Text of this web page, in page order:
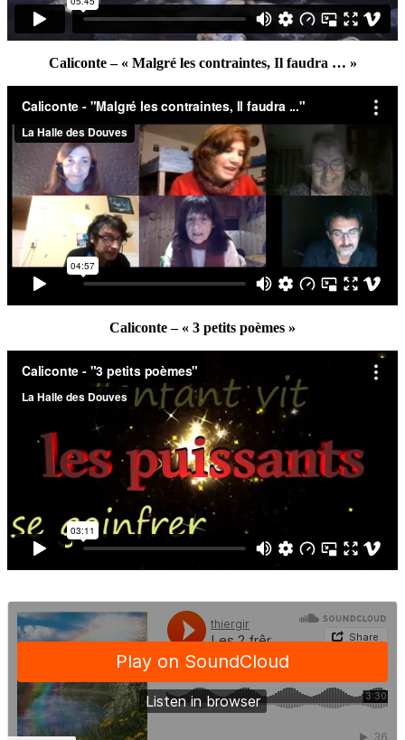
Caliconte – « Malgré les contraintes, Il faudra … »
Caliconte – « 3 petits poèmes »